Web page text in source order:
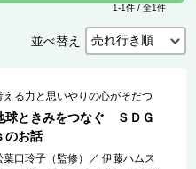
1-1件 / 全1件
並べ替え
える力と思いやりの心がそだつ
球ときみをつなぐ ＳＤＧ
のお話
葉口玲子（監修） ／伊藤ハムス